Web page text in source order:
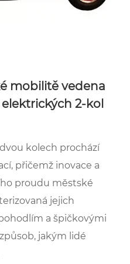
mobilitě vedena
2-kol
kolech prochází
přičemž inovace a
proudu městské
jejich
a špičkovými
jakým lidé